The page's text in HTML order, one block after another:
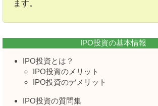
ます。
IPO投資の基本情報
IPO投資とは？
IPO投資のメリット
IPO投資のデメリット
IPO投資の質問集